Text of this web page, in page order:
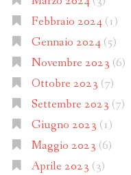
Febbraio 2024(1)
Gennaio 2024(5)
Novembre 2023 (6)
Ottobre 2023 (7)
Settembre 2023 (7)
Giugno 2023 (1)
Maggio 2023 (6)
Aprile 2023 (3)